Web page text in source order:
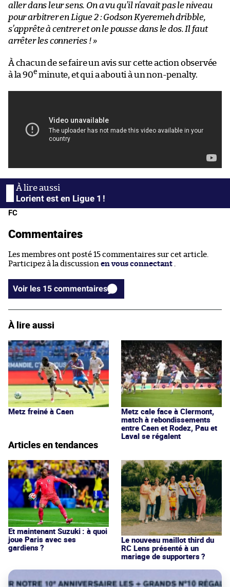
aller dans leur sens. On a vu qu’il n’avait pas le niveau
pour arbitrer en Ligue 2 : Godson Kyeremeh dribble,
s’apprête à centrer et on le pousse dans le dos. Il faut
arrêter les conneries ! »
À chacun de se faire un avis sur cette action observée
à la 90eminute, et qui a abouti à un non-penalty.
Lorient est en Ligue 1 !
FC
Commentaires
Les membres ont posté 15 commentaires sur cet article.
Participez à la discussion en vous connectant
Voir les 15 commentaires
À lire aussi
Metz freiné à Caen
Metz cale face à Clermont,
match à rebondissements
entre Caen et Rodez, Pau et
Laval se régalent
Articles en tendances
Et maintenant Suzuki : à quoi
joue Paris avec ses
gardiens ?
Le nouveau maillot third du
RC Lens présenté à un
mariage de supporters ?